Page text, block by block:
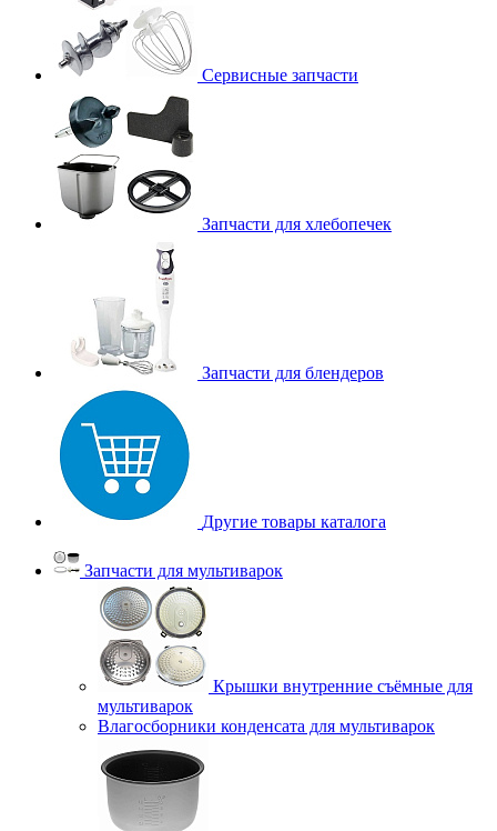
Сервисные запчасти
Запчасти для хлебопечек
Запчасти для блендеров
Другие товары каталога
Запчасти для мультиварок
Крышки внутренние съёмные для
мультиварок
Влагосборники конденсата для мультиварок